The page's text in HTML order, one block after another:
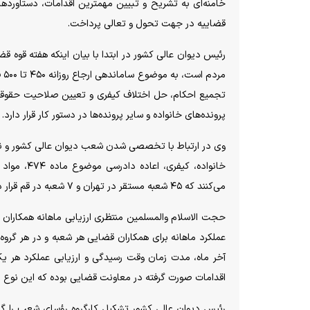
خامنه‌ای به تشریح و تبیین مهمترین اقدامات،
قضاییه در جهت تحول و تعالی پرداخت.
رئیس دیوان عالی کشور در ابتدا با بیان اینکه هفته
تجمیع احکام، حل اختلاف کیفری و تعیین صلاحیت
پرونده‌های خانواده و سایر پرونده‌ها در دستور کار قرار دارد.
می‌کنند که ۴۵ شعبه مستقر در تهران و ۷ شعبه در قم قرار دارد.
حجت الاسلام والمسلمین منتظری ارزیابی ماهانه
عملکرد ماهانه برای همکاران قضایی هر شعبه و در هر
آخر ماه، مدت زمان وقت رسیدگی و ارزیابی عملکرد
اقدامات صورت گرفته در معاونت قضایی بوده که این نوع